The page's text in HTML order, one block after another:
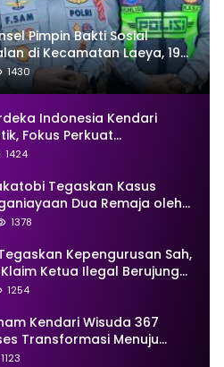
Pimpin Bakti Sosial
di Kecamatan Laeya, 19
Ditambal
1430
Indonesia Kendari
Fokus Perkuat
1424
Tegaskan Kasus
Dua Remaja oleh
Ditangani Secara
1378
Kepengurusan Sah,
Ketua Ilegal Berujung
1254
Kendari Wisuda 367
Transformasi Menuju
Diterima
1123